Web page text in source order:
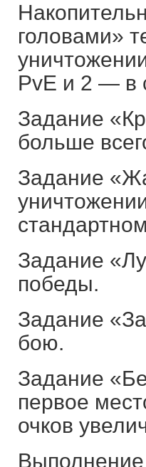
головами»
PvE и 2 — в
Задание
больше
Задание
Задание
победы.
Задание
бою.
Задание
первое
очков
Выполнение